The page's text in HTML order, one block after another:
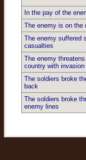
In the pay of the
The enemy is on the
The enemy suffered
casualties
The enemy
country with invasion
The soldiers broke
back
The soldiers broke
enemy lines